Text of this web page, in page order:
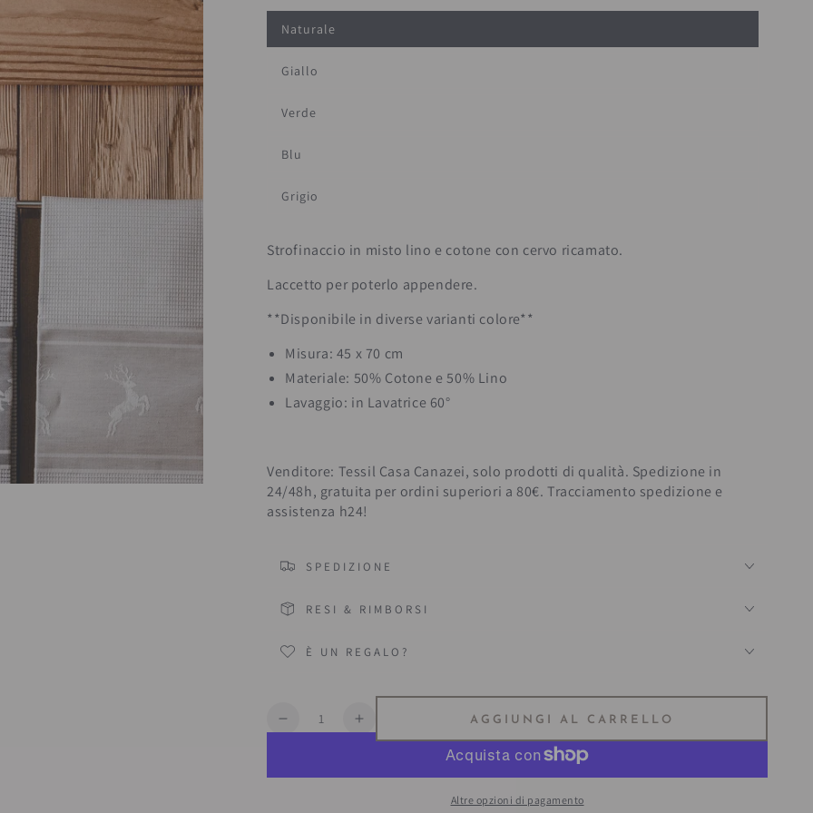
Naturale
Giallo
Verde
Blu
Grigio
Strofinaccio in misto lino e cotone con cervo ricamato.
Laccetto per poterlo appendere.
**Disponibile in diverse varianti colore**
Misura: 45 x 70 cm
Materiale: 50% Cotone e 50% Lino
Lavaggio: in Lavatrice 60°
Venditore: Tessil Casa Canazei, solo prodotti di qualità. Spedizione in
24/48h, gratuita per ordini superiori a 80€. Tracciamento spedizione e
assistenza h24!
SPEDIZIONE
RESI & RIMBORSI
È UN REGALO?
Quantità
Diminuisce
per
Aumenta
per
AGGIUNGI AL CARRELLO
Altre opzioni di pagamento